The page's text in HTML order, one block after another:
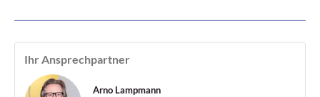
Ihr Ansprechpartner
Arno Lampmann